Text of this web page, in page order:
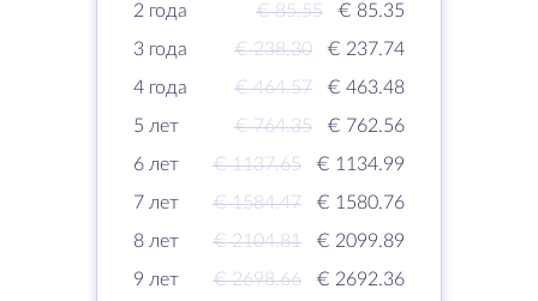
2 года
€ 85.55
€ 85.35
3 года
€ 238.30
€ 237.74
4 года
€ 464.57
€ 463.48
5 лет
€ 764.35
€ 762.56
6 лет
€ 1137.65
€ 1134.99
7 лет
€ 1584.47
€ 1580.76
8 лет
€ 2104.81
€ 2099.89
9 лет
€ 2698.66
€ 2692.36